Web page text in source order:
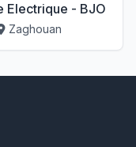
Electrique - BJO
Zaghouan